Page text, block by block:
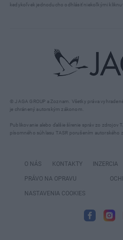
© JAGA GROUP a Zoznam. Všetky práva
je chránený autorským zákonom.
Publikovanie alebo ďalšie šírenie správ zo zdrojov
písomného súhlasu TASR porušením autorského
kedykoľvek jednoducho odhlásiť niekoľkými
O NÁS KONTAKTY INZERCIA
PRÁVO NA OPRAVU
NASTAVENIA COOKIES